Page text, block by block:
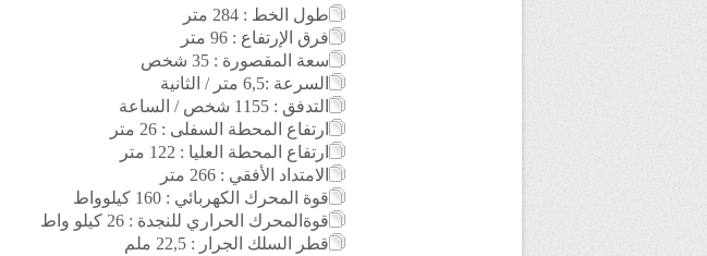
طول الخط : 284 متر
فرق الإرتفاع : 96 متر
سعة المقصورة : 35 شخص
السرعة :6,5 متر / الثانية
التدفق : 1155
شخص / الساعة
ارتفاع المحطة السفلى : 26 متر
ارتفاع المحطة العليا : 122 متر
الامتداد الأفقي : 266 متر
قوة المحرك الكهربائي : 160 كيلوواط
قوةالمحرك الحراري للنجدة : 26 كيلو واط
قطر السلك الجرار : 22,5 ملم